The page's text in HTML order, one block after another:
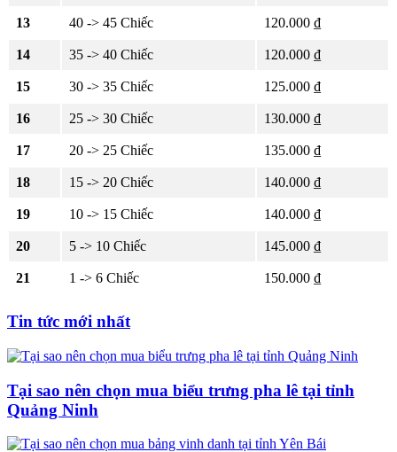
13 40 -> 45 Chiếc 120.000 ₫
14 35 -> 40 Chiếc 120.000 ₫
15 30 -> 35 Chiếc 125.000 ₫
16 25 -> 30 Chiếc 130.000 ₫
17 20 -> 25 Chiếc 135.000 ₫
18 15 -> 20 Chiếc 140.000 ₫
19 10 -> 15 Chiếc 140.000 ₫
20 5 -> 10 Chiếc 145.000 ₫
21 1 -> 6 Chiếc 150.000 ₫
Tin tức mới nhất
Tại sao nên chọn mua biểu trưng pha lê tại tỉnh
Quảng Ninh